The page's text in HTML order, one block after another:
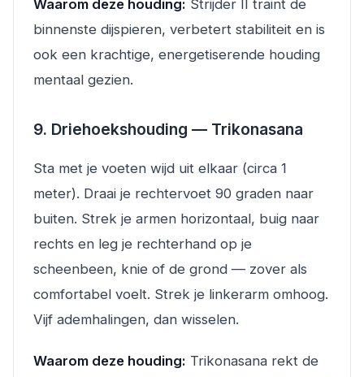
Waarom deze houding: Strijder II traint de
binnenste dijspieren, verbetert stabiliteit en is
ook een krachtige, energetiserende houding
mentaal gezien.
9. Driehoekshouding — Trikonasana
Sta met je voeten wijd uit elkaar (circa 1
meter). Draai je rechtervoet 90 graden naar
buiten. Strek je armen horizontaal, buig naar
rechts en leg je rechterhand op je
scheenbeen, knie of de grond — zover als
comfortabel voelt. Strek je linkerarm omhoog.
Vijf ademhalingen, dan wisselen.
Waarom deze houding: Trikonasana rekt de